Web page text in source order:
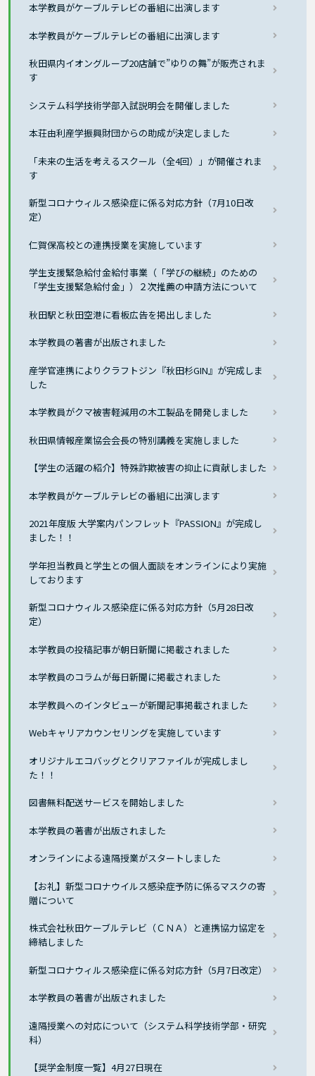
本学教員がケーブルテレビの番組に出演します
本学教員がケーブルテレビの番組に出演します
秋田県内イオングループ20店舗で”ゆりの舞”が販売されま
す
システム科学技術学部入試説明会を開催しました
本荘由利産学振興財団からの助成が決定しました
「未来の生活を考えるスクール（全4回）」が開催されま
す
新型コロナウィルス感染症に係る対応方針（7月10日改
定）
仁賀保高校との連携授業を実施しています
学生支援緊急給付金給付事業（「学びの継続」のための
「学生支援緊急給付金」）２次推薦の申請方法について
秋田駅と秋田空港に看板広告を掲出しました
本学教員の著書が出版されました
産学官連携によりクラフトジン『秋田杉GIN』が完成しま
した
本学教員がクマ被害軽減用の木工製品を開発しました
秋田県情報産業協会会長の特別講義を実施しました
【学生の活躍の紹介】特殊詐欺被害の抑止に貢献しました
本学教員がケーブルテレビの番組に出演します
2021年度版 大学案内パンフレット『PASSION』が完成し
ました！！
学年担当教員と学生との個人面談をオンラインにより実施
しております
新型コロナウィルス感染症に係る対応方針（5月28日改
定）
本学教員の投稿記事が朝日新聞に掲載されました
本学教員のコラムが毎日新聞に掲載されました
本学教員へのインタビューが新聞記事掲載されました
Webキャリアカウンセリングを実施しています
オリジナルエコバッグとクリアファイルが完成しまし
た！！
図書無料配送サービスを開始しました
本学教員の著書が出版されました
オンラインによる遠隔授業がスタートしました
【お礼】新型コロナウイルス感染症予防に係るマスクの寄
贈について
株式会社秋田ケーブルテレビ（ＣＮＡ）と連携協力協定を
締結しました
新型コロナウィルス感染症に係る対応方針（5月7日改定）
本学教員の著書が出版されました
遠隔授業への対応について（システム科学技術学部・研究
科）
【奨学金制度一覧】4月27日現在